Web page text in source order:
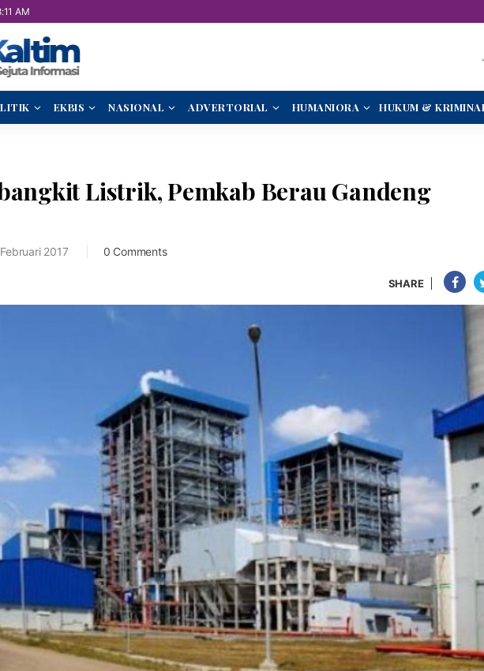
AM
EKBIS NASIONAL ADVERTORIAL HUMANIORA HUKUM &
Listrik, Pemkab Berau Gandeng
2017 0 Comments
SHARE